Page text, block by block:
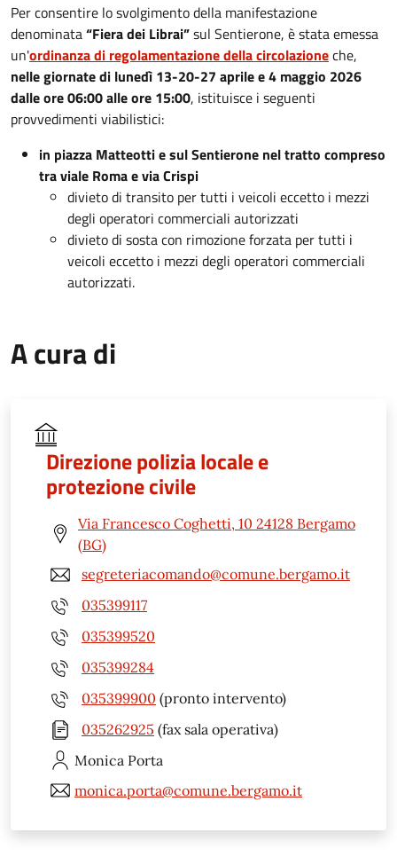
Per consentire lo svolgimento della manifestazione
denominata“Fiera dei Librai”sul Sentierone, è stata emessa
un'ordinanza di regolamentazione della circolazioneche,
nelle giornate di lunedì 13-20-27 aprile e 4 maggio 2026
dalle ore 06:00 alle ore 15:00, istituisce i seguenti
provvedimenti viabilistici:
in piazza Matteotti e sul Sentierone nel tratto compreso
tra viale Roma e via Crispi
divieto di transito per tutti i veicoli eccetto i mezzi
degli operatori commerciali autorizzati
divieto di sosta con rimozione forzata per tutti i
veicoli eccetto i mezzi degli operatori commerciali
autorizzati.
A cura di
Direzione polizia locale e
protezione civile
Via Francesco Coghetti, 10 24128 Bergamo
(BG)
segreteriacomando@comune.bergamo.it
035399117
035399520
035399284
035399900 (pronto intervento)
035262925 (fax sala operativa)
Monica Porta
monica.porta@comune.bergamo.it